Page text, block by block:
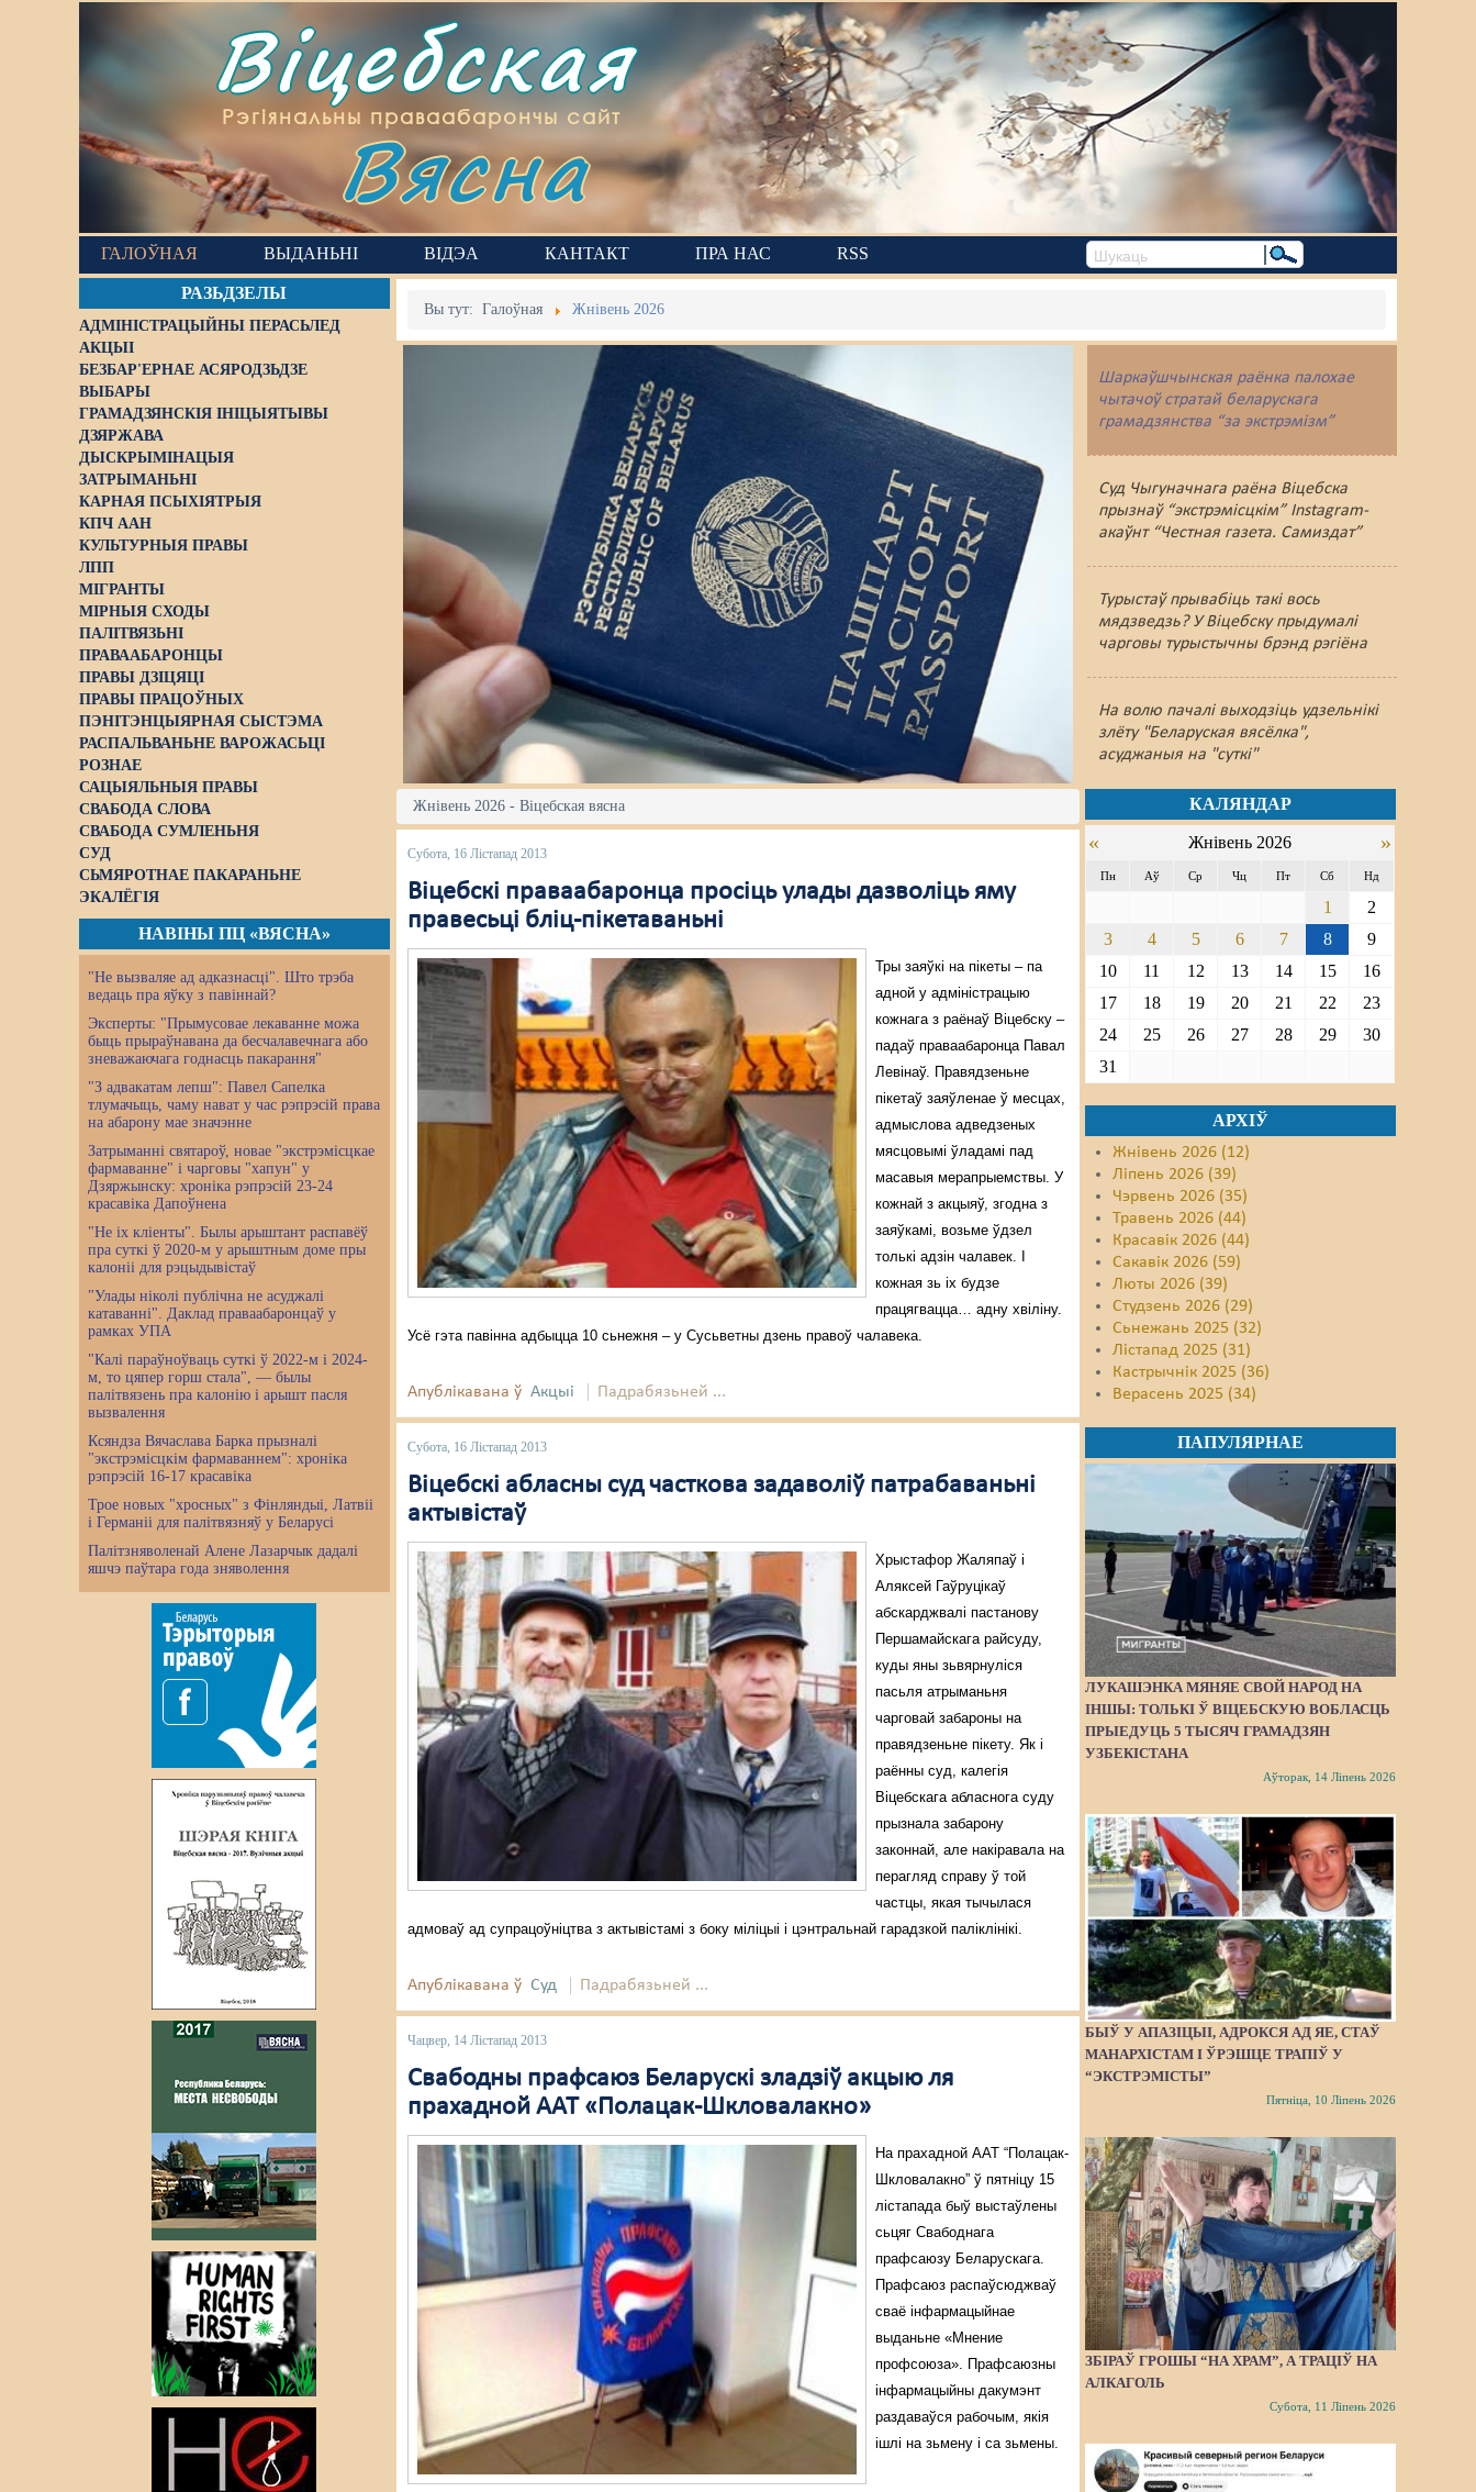
Віцебская
Рэгіянальны праваабарончы сайт
Вясна
ГАЛОЎНАЯ ВЫДАНЬНІ ВІДЭА КАНТАКТ ПРА НАС RSS
РАЗЬДЗЕЛЫ
АДМІНІСТРАЦЫЙНЫ ПЕРАСЬЛЕД
АКЦЫІ
БЕЗБАР'ЕРНАЕ АСЯРОДЗЬДЗЕ
ВЫБАРЫ
ГРАМАДЗЯНСКІЯ ІНІЦЫЯТЫВЫ
ДЗЯРЖАВА
ДЫСКРЫМІНАЦЫЯ
ЗАТРЫМАНЬНІ
КАРНАЯ ПСЫХІЯТРЫЯ
КПЧ ААН
КУЛЬТУРНЫЯ ПРАВЫ
ЛПП
МІГРАНТЫ
МІРНЫЯ СХОДЫ
ПАЛІТВЯЗЬНІ
ПРАВААБАРОНЦЫ
ПРАВЫ ДЗІЦЯЦІ
ПРАВЫ ПРАЦОЎНЫХ
ПЭНІТЭНЦЫЯРНАЯ СЫСТЭМА
РАСПАЛЬВАНЬНЕ ВАРОЖАСЬЦІ
РОЗНАЕ
САЦЫЯЛЬНЫЯ ПРАВЫ
СВАБОДА СЛОВА
СВАБОДА СУМЛЕНЬНЯ
СУД
СЬМЯРОТНАЕ ПАКАРАНЬНЕ
ЭКАЛЁГІЯ
НАВІНЫ ПЦ «ВЯСНА»
"Не вызваляе ад адказнасці". Што трэба
ведаць пра яўку з павіннай?
Эксперты: "Прымусовае лекаванне можа
быць прыраўнавана да бесчалавечнага або
зневажаючага годнасць пакарання"
"З адвакатам лепш": Павел Сапелка
тлумачыць, чаму нават у час рэпрэсій права
на абарону мае значэнне
Затрыманні святароў, новае "экстрэмісцкае
фармаванне" і чарговы "хапун" у
Дзяржынску: хроніка рэпрэсій 23-24
красавіка Дапоўнена
"Не іх кліенты". Былы арыштант распавёў
пра суткі ў 2020-м у арыштным доме пры
калоніі для рэцыдывістаў
"Улады ніколі публічна не асуджалі
катаванні". Даклад праваабаронцаў у
рамках УПА
"Калі параўноўваць суткі ў 2022-м і 2024-
м, то цяпер горш стала", — былы
палітвязень пра калонію і арышт пасля
вызвалення
Ксяндза Вячаслава Барка прызналі
"экстрэмісцкім фармаваннем": хроніка
рэпрэсій 16-17 красавіка
Трое новых "хросных" з Фінляндыі, Латвіі
і Германіі для палітвязняў у Беларусі
Палітзняволенай Алене Лазарчык дадалі
яшчэ паўтара года зняволення
Вы тут:Галоўная Жнівень 2026
Шаркаўшчынская раёнка палохае
чытачоў стратай беларускага
грамадзянства “за экстрэмізм”
Суд Чыгуначнага раёна Віцебска
прызнаў “экстрэмісцкім” Instagram-
акаўнт “Честная газета. Самиздат”
Турыстаў прывабіць такі вось
мядзведзь? У Віцебску прыдумалі
чарговы турыстычны брэнд рэгіёна
На волю пачалі выходзіць удзельнікі
злёту "Беларуская вясёлка",
асуджаныя на "суткі"
Жнівень 2026 - Віцебская вясна
Субота, 16 Лістапад 2013
Віцебскі праваабаронца просіць улады дазволіць яму
правесьці бліц-пікетаваньні
Тры заяўкі на пікеты – па
адной у адміністрацыю
кожнага з раёнаў Віцебску –
падаў праваабаронца Павал
Левінаў. Правядзеньне
пікетаў заяўленае ў месцах,
адмыслова адведзеных
мясцовымі ўладамі пад
масавыя мерапрыемствы. У
кожнай з акцыяў, згодна з
заяўкамі, возьме ўдзел
толькі адзін чалавек. І
кожная зь іх будзе
працягвацца… адну хвіліну.
Усё гэта павінна адбыцца 10 сьнежня – у Сусьветны дзень правоў чалавека.
Апублікавана ў Акцыі Падрабязьней ...
Субота, 16 Лістапад 2013
Віцебскі абласны суд часткова задаволіў патрабаваньні
актывістаў
Хрыстафор Жаляпаў і
Аляксей Гаўруцікаў
абскарджвалі пастанову
Першамайскага райсуду,
куды яны зьвярнуліся
пасьля атрыманьня
чарговай забароны на
правядзеньне пікету. Як і
раённы суд, калегія
Віцебскага абласнога суду
прызнала забарону
законнай, але накіравала на
перагляд справу ў той
частцы, якая тычылася
адмоваў ад супрацоўніцтва з актывістамі з боку міліцыі і цэнтральнай гарадзкой паліклінікі.
Апублікавана ў Суд Падрабязьней ...
Чацвер, 14 Лістапад 2013
Свабодны прафсаюз Беларускі зладзіў акцыю ля
прахадной ААТ «Полацак-Шкловалакно»
На прахадной ААТ “Полацак-
Шкловалакно” ў пятніцу 15
лістапада быў выстаўлены
сьцяг Свабоднага
прафсаюзу Беларускага.
Прафсаюз распаўсюджваў
сваё інфармацыйнае
выданьне «Мнение
профсоюза». Прафсаюзны
інфармацыйны дакумэнт
раздаваўся рабочым, якія
ішлі на зьмену і са зьмены.
КАЛЯНДАР
« Жнівень 2026 »
Пн Аў Ср Чц Пт Сб Нд
1
2
3
4 5 6 7 8
9
10
11 12 13 14 15
16
17
18 19 20 21 22
23
24
25 26 27 28 29
30
31
АРХІЎ
Жнівень 2026 (12)
Ліпень 2026 (39)
Чэрвень 2026 (35)
Травень 2026 (44)
Красавік 2026 (44)
Сакавік 2026 (59)
Люты 2026 (39)
Студзень 2026 (29)
Сьнежань 2025 (32)
Лістапад 2025 (31)
Кастрычнік 2025 (36)
Верасень 2025 (34)
ПАПУЛЯРНАЕ
ЛУКАШЭНКА МЯНЯЕ СВОЙ НАРОД НА
ІНШЫ: ТОЛЬКІ Ў ВІЦЕБСКУЮ ВОБЛАСЦЬ
ПРЫЕДУЦЬ 5 ТЫСЯЧ ГРАМАДЗЯН
УЗБЕКІСТАНА
Аўторак, 14 Ліпень 2026
БЫЎ У АПАЗІЦЫІ, АДРОКСЯ АД ЯЕ, СТАЎ
МАНАРХІСТАМ І ЎРЭШЦЕ ТРАПІЎ У
“ЭКСТРЭМІСТЫ”
Пятніца, 10 Ліпень 2026
ЗБІРАЎ ГРОШЫ “НА ХРАМ”, А ТРАЦІЎ НА
АЛКАГОЛЬ
Субота, 11 Ліпень 2026